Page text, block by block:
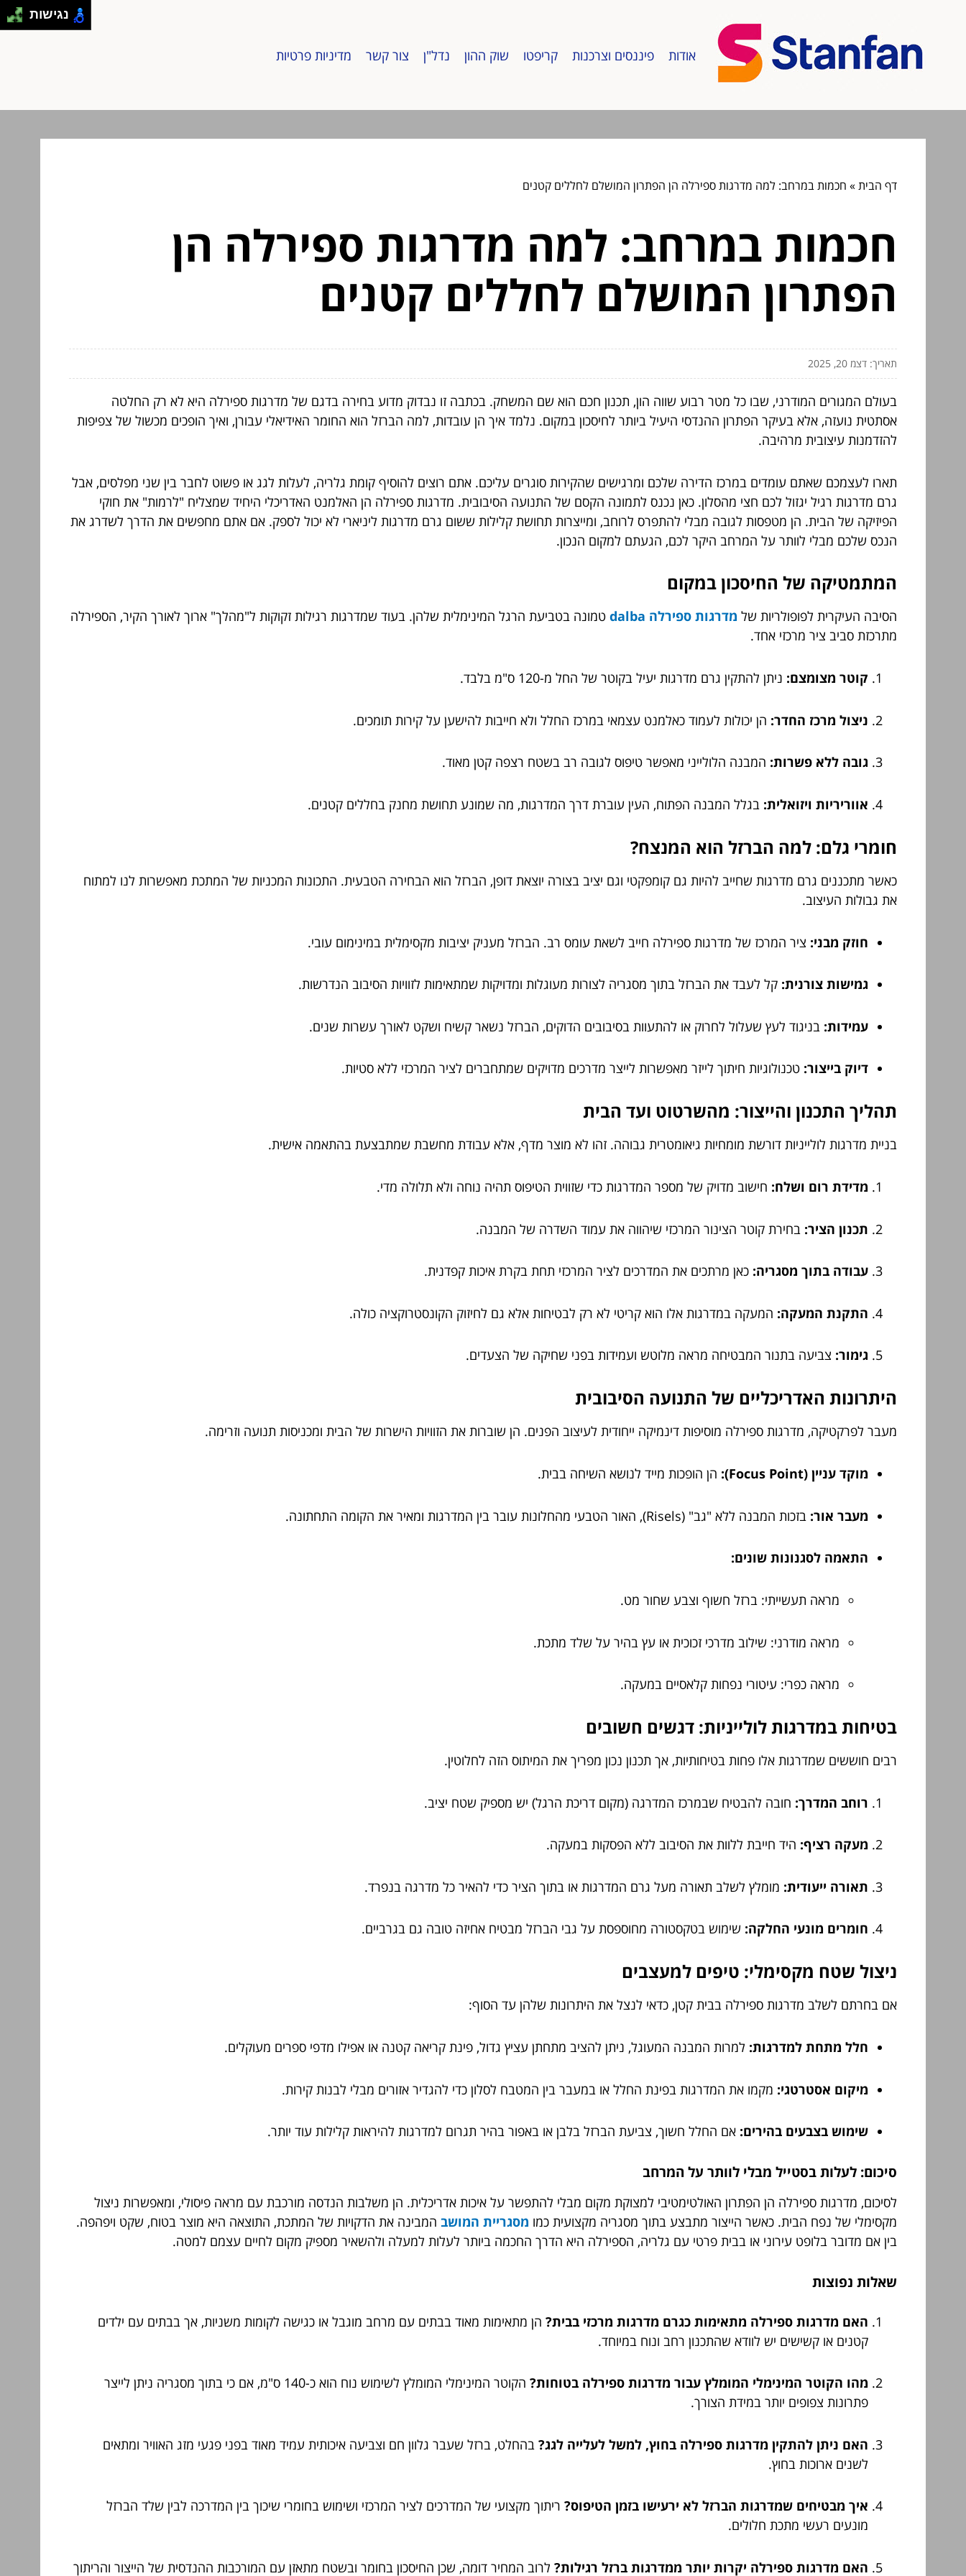
אודות פיננסים וצרכנות קריפטו שוק ההון נדל"ן צור קשר מדיניות פרטיות
דף הבית» חכמות במרחב: למה מדרגות ספירלה הן הפתרון המושלם לחללים קטנים
חכמות במרחב: למה מדרגות ספירלה הן
הפתרון המושלם לחללים קטנים
תאריך: דצמ 20, 2025
בעולם המגורים המודרני, שבו כל מטר רבוע שווה הון, תכנון חכם הוא שם המשחק. בכתבה זו נבדוק מדוע בחירה בדגם של מדרגות ספירלה היא לא רק החלטה
אסתטית נועזה, אלא בעיקר הפתרון ההנדסי היעיל ביותר לחיסכון במקום. נלמד איך הן עובדות, למה הברזל הוא החומר האידיאלי עבורן, ואיך הופכים מכשול של צפיפות
להזדמנות עיצובית מרהיבה.
תארו לעצמכם שאתם עומדים במרכז הדירה שלכם ומרגישים שהקירות סוגרים עליכם. אתם רוצים להוסיף קומת גלריה, לעלות לגג או פשוט לחבר בין שני מפלסים, אבל
גרם מדרגות רגיל יגזול לכם חצי מהסלון. כאן נכנס לתמונה הקסם של התנועה הסיבובית. מדרגות ספירלה הן האלמנט האדריכלי היחיד שמצליח "לרמות" את חוקי
הפיזיקה של הבית. הן מטפסות לגובה מבלי להתפרס לרוחב, ומייצרות תחושת קלילות ששום גרם מדרגות ליניארי לא יכול לספק. אם אתם מחפשים את הדרך לשדרג את
הנכס שלכם מבלי לוותר על המרחב היקר לכם, הגעתם למקום הנכון.
המתמטיקה של החיסכון במקום
הסיבה העיקרית לפופולריות של מדרגות ספירלה dalba
טמונה בטביעת הרגל המינימלית שלהן. בעוד שמדרגות רגילות זקוקות ל"מהלך" ארוך לאורך הקיר, הספירלה
מתרכזת סביב ציר מרכזי אחד.
קוטר מצומצם: ניתן להתקין גרם מדרגות יעיל בקוטר של החל מ-120 ס"מ בלבד.
ניצול מרכז החדר: הן יכולות לעמוד כאלמנט עצמאי במרכז החלל ולא חייבות להישען על קירות תומכים.
גובה ללא פשרות: המבנה הלולייני מאפשר טיפוס לגובה רב בשטח רצפה קטן מאוד.
אווריריות ויזואלית: בגלל המבנה הפתוח, העין עוברת דרך המדרגות, מה שמונע תחושת מחנק בחללים קטנים.
חומרי גלם: למה הברזל הוא המנצח?
כאשר מתכננים גרם מדרגות שחייב להיות גם קומפקטי וגם יציב בצורה יוצאת דופן, הברזל הוא הבחירה הטבעית. התכונות המכניות של המתכת מאפשרות לנו למתוח
את גבולות העיצוב.
חוזק מבני: ציר המרכז של מדרגות ספירלה חייב לשאת עומס רב. הברזל מעניק יציבות מקסימלית במינימום עובי.
גמישות צורנית: קל לעבד את הברזל בתוך מסגריה לצורות מעוגלות ומדויקות שמתאימות לזוויות הסיבוב הנדרשות.
עמידות: בניגוד לעץ שעלול לחרוק או להתעוות בסיבובים הדוקים, הברזל נשאר קשיח ושקט לאורך עשרות שנים.
דיוק בייצור: טכנולוגיות חיתוך לייזר מאפשרות לייצר מדרכים מדויקים שמתחברים לציר המרכזי ללא סטיות.
תהליך התכנון והייצור: מהשרטוט ועד הבית
בניית מדרגות לולייניות דורשת מומחיות גיאומטרית גבוהה. זהו לא מוצר מדף, אלא עבודת מחשבת שמתבצעת בהתאמה אישית.
מדידת רום ושלח: חישוב מדויק של מספר המדרגות כדי שזווית הטיפוס תהיה נוחה ולא תלולה מדי.
תכנון הציר: בחירת קוטר הצינור המרכזי שיהווה את עמוד השדרה של המבנה.
עבודה בתוך מסגריה: כאן מרתכים את המדרכים לציר המרכזי תחת בקרת איכות קפדנית.
התקנת המעקה: המעקה במדרגות אלו הוא קריטי לא רק לבטיחות אלא גם לחיזוק הקונסטרוקציה כולה.
גימור: צביעה בתנור המבטיחה מראה מלוטש ועמידות בפני שחיקה של הצעדים.
היתרונות האדריכליים של התנועה הסיבובית
מעבר לפרקטיקה, מדרגות ספירלה מוסיפות דינמיקה ייחודית לעיצוב הפנים. הן שוברות את הזוויות הישרות של הבית ומכניסות תנועה וזרימה.
מוקד עניין (Focus Point): הן הופכות מייד לנושא השיחה בבית.
מעבר אור: בזכות המבנה ללא "גב" (Risels), האור הטבעי מהחלונות עובר בין המדרגות ומאיר את הקומה התחתונה.
התאמה לסגנונות שונים:
מראה תעשייתי: ברזל חשוף וצבע שחור מט.
מראה מודרני: שילוב מדרכי זכוכית או עץ בהיר על שלד מתכת.
מראה כפרי: עיטורי נפחות קלאסיים במעקה.
בטיחות במדרגות לולייניות: דגשים חשובים
רבים חוששים שמדרגות אלו פחות בטיחותיות, אך תכנון נכון מפריך את המיתוס הזה לחלוטין.
רוחב המדרך: חובה להבטיח שבמרכז המדרגה (מקום דריכת הרגל) יש מספיק שטח יציב.
מעקה רציף: היד חייבת ללוות את הסיבוב ללא הפסקות במעקה.
תאורה ייעודית: מומלץ לשלב תאורה מעל גרם המדרגות או בתוך הציר כדי להאיר כל מדרגה בנפרד.
חומרים מונעי החלקה: שימוש בטקסטורה מחוספסת על גבי הברזל מבטיח אחיזה טובה גם בגרביים.
ניצול שטח מקסימלי: טיפים למעצבים
אם בחרתם לשלב מדרגות ספירלה בבית קטן, כדאי לנצל את היתרונות שלהן עד הסוף:
חלל מתחת למדרגות: למרות המבנה המעוגל, ניתן להציב מתחתן עציץ גדול, פינת קריאה קטנה או אפילו מדפי ספרים מעוקלים.
מיקום אסטרטגי: מקמו את המדרגות בפינת החלל או במעבר בין המטבח לסלון כדי להגדיר אזורים מבלי לבנות קירות.
שימוש בצבעים בהירים: אם החלל חשוך, צביעת הברזל בלבן או באפור בהיר תגרום למדרגות להיראות קלילות עוד יותר.
סיכום: לעלות בסטייל מבלי לוותר על המרחב
לסיכום, מדרגות ספירלה הן הפתרון האולטימטיבי למצוקת מקום מבלי להתפשר על איכות אדריכלית. הן משלבות הנדסה מורכבת עם מראה פיסולי, ומאפשרות ניצול
מקסימלי של נפח הבית. כאשר הייצור מתבצע בתוך מסגריה מקצועית כמו מסגריית המושב המבינה את הדקויות של המתכת, התוצאה היא מוצר בטוח, שקט ויפהפה.
בין אם מדובר בלופט עירוני או בבית פרטי עם גלריה, הספירלה היא הדרך החכמה ביותר לעלות למעלה ולהשאיר מספיק מקום לחיים עצמם למטה.
שאלות נפוצות
האם מדרגות ספירלה מתאימות כגרם מדרגות מרכזי בבית? הן מתאימות מאוד בבתים עם מרחב מוגבל או כגישה לקומות משניות, אך בבתים עם ילדים
קטנים או קשישים יש לוודא שהתכנון רחב ונוח במיוחד.
מהו הקוטר המינימלי המומלץ עבור מדרגות ספירלה בטוחות?
הקוטר המינימלי המומלץ לשימוש נוח הוא כ-140 ס"מ, אם כי בתוך מסגריה ניתן לייצר
פתרונות צפופים יותר במידת הצורך.
האם ניתן להתקין מדרגות ספירלה בחוץ, למשל לעלייה לגג? בהחלט, ברזל שעבר גלוון חם וצביעה איכותית עמיד מאוד בפני פגעי מזג האוויר ומתאים
לשנים ארוכות בחוץ.
איך מבטיחים שמדרגות הברזל לא ירעישו בזמן הטיפוס? ריתוך מקצועי של המדרכים לציר המרכזי ושימוש בחומרי שיכוך בין המדרכה לבין שלד הברזל
מונעים רעשי מתכת חלולים.
האם מדרגות ספירלה יקרות יותר ממדרגות ברזל רגילות? לרוב המחיר דומה, שכן החיסכון בחומר ובשטח מתאזן עם המורכבות ההנדסית של הייצור והריתוך
נגישות